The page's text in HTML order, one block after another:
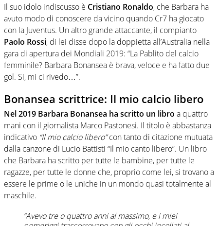
Il suo idolo indiscusso è Cristiano Ronaldo, che Barbara ha
avuto modo di conoscere da vicino quando Cr7 ha giocato
con la Juventus. Un altro grande attaccante, il compianto
Paolo Rossi, di lei disse dopo la doppietta all’Australia nella
gara di apertura dei Mondiali 2019: “La Pablito del calcio
femminile? Barbara Bonansea è brava, veloce e ha fatto due
gol. Si, mi ci rivedo…”.
Bonansea scrittrice: Il mio calcio libero
Nel 2019 Barbara Bonansea ha scritto un libro a quattro
mani con il giornalista Marco Pastonesi. Il titolo è abbastanza
indicativo “Il mio calcio libero”con tanto di citazione mutuata
dalla canzone di Lucio Battisti “Il mio canto libero”. Un libro
che Barbara ha scritto per tutte le bambine, per tutte le
ragazze, per tutte le donne che, proprio come lei, si trovano a
essere le prime o le uniche in un mondo quasi totalmente al
maschile.
“Avevo tre o quattro anni al massimo, e i miei